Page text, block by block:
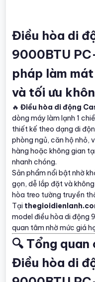
Điều hòa di
9000BTU
pháp làm
và tối ưu
🔥 Điều hòa di động
dòng máy làm lạnh 1
thiết kế theo dạng di
phòng ngủ, căn hộ nhỏ,
hàng hoặc không gian
nhanh chóng.
Sản phẩm nổi bật nhờ
gọn, dễ lắp đặt và
hòa treo tường truyền
Tại
model điều hòa di động
quan tâm nhờ mức giá
🔍 Tổng
Điều hòa di